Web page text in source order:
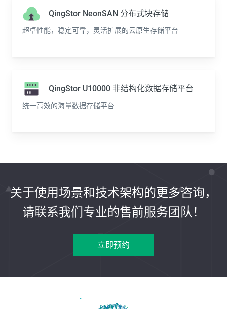
QingStor NeonSAN 分布式块存储
超卓性能，稳定可靠，灵活扩展的云原生存储平台
QingStor U10000 非结构化数据存储平台
统一高效的海量数据存储平台
关于使用场景和技术架构的更多咨询，
请联系我们专业的售前服务团队！
立即预约